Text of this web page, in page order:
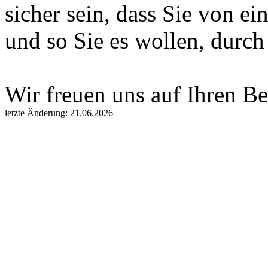
sicher sein, dass Sie von
und so Sie es wollen,
Wir freuen uns auf Ihren
letzte Änderung: 21.06.2026